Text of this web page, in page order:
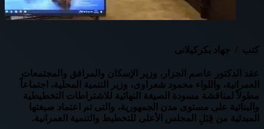
كتب / جهاد بكركيلانى
عقد الدكتور عاصم الجزار، وزير الإسكان والمرافق والمجتمعات
العمرانية، واللواء محمود شعراوى، وزير التنمية المحلية، اجتماعاً
مطولاً لمناقشة مسودة الصيغة النهائية للاشتراطات التخطيطية
والبنائية على مستوى مدن الجمهورية، والتى تم اعتماد صيغتها
المبدئية من قِبَلِ المجلس الأعلى للتخطيط والتنمية العمرانية.